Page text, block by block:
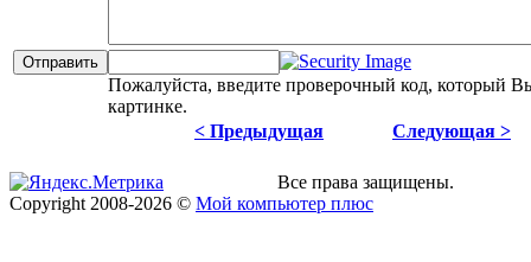
Пожалуйста, введите проверочный код, который
картинке.
< Предыдущая
Следующая >
Все права защищены.
Copyright 2008-2026 © Мой компьютер плюс